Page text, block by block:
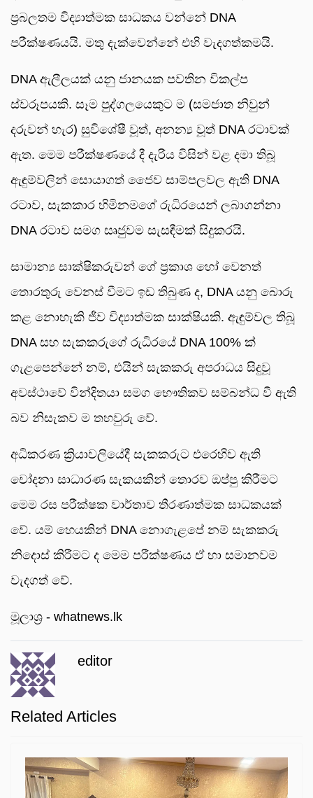
ප්‍රබලතම විද්‍යාත්මක සාධකය වන්නේ DNA
පරීක්ෂණයයි. මතු දැක්වෙන්නේ එහි වැදගත්කමයි.
DNA ඇලීලයක් යනු ජානයක පවතින විකල්ප
ස්වරූපයකි. සෑම පුද්ගලයෙකුට ම (සමජාත නිවුන්
දරුවන් හැර) සුවිශේෂී වූත්, අනන්‍ය වූත් DNA රටාවක්
ඇත. මෙම පරීක්ෂණයේ දී දැරිය විසින් වළ දමා තිබූ
ඇඳුම්වලින් සොයාගත් ජෛව සාම්පලවල ඇති DNA
රටාව, සැකකාර හිමිනමගේ රුධිරයෙන් ලබාගන්නා
DNA රටාව සමග සෘජුවම සැසඳීමක් සිදුකරයි.
සාමාන්‍ය සාක්ෂිකරුවන් ගේ ප්‍රකාශ හෝ වෙනත්
තොරතුරු වෙනස් වීමට ඉඩ තිබුණ ද, DNA යනු බොරු
කළ නොහැකි ජීව විද්‍යාත්මක සාක්ෂියකි. ඇඳුම්වල තිබූ
DNA සහ සැකකරුගේ රුධිරයේ DNA 100% ක්
ගැළපෙන්නේ නම්, එයින් සැකකරු අපරාධය සිදුවූ
අවස්ථාවේ වින්දිතයා සමග භෞතිකව සම්බන්ධ වී ඇති
බව නිසැකව ම තහවුරු වේ.
අධිකරණ ක්‍රියාවලියේදී සැකකරුට එරෙහිව ඇති
චෝදනා සාධාරණ සැකයකින් තොරව ඔප්පු කිරීමට
මෙම රස පරීක්ෂක වාර්තාව තීරණාත්මක සාධකයක්
වේ. යම් හෙයකින් DNA නොගැළපේ නම් සැකකරු
නිදොස් කිරීමට ද මෙම පරීක්ෂණය ඒ හා සමානවම
වැදගත් වේ.
මූලාශ්‍ර - whatnews.lk
editor
Related Articles